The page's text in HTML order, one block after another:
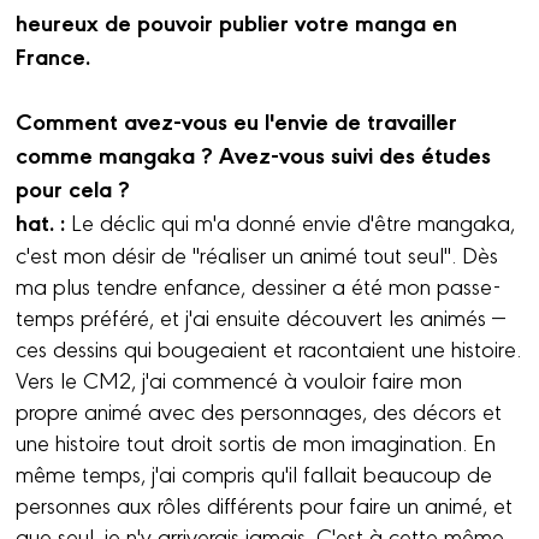
heureux de pouvoir publier votre manga en
France.
Comment avez-vous eu l'envie de travailler
comme mangaka ? Avez-vous suivi des études
pour cela ?
hat. : Le déclic qui m'a donné envie d'être mangaka,
c'est mon désir de "réaliser un animé tout seul". Dès
ma plus tendre enfance, dessiner a été mon passe-
temps préféré, et j'ai ensuite découvert les animés —
ces dessins qui bougeaient et racontaient une histoire.
Vers le CM2, j'ai commencé à vouloir faire mon
propre animé avec des personnages, des décors et
une histoire tout droit sortis de mon imagination. En
même temps, j'ai compris qu'il fallait beaucoup de
personnes aux rôles différents pour faire un animé, et